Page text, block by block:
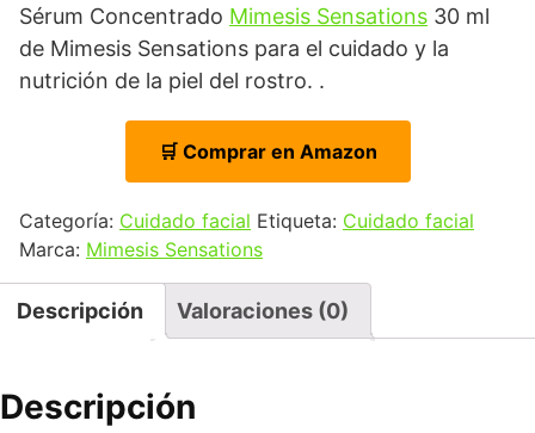
Sérum Concentrado Mimesis Sensations 30 ml
de Mimesis Sensations para el cuidado y la
nutrición de la piel del rostro. .
🛒 Comprar en Amazon
Categoría: Cuidado facial Etiqueta: Cuidado facial
Marca: Mimesis Sensations
Descripción Valoraciones (0)
Descripción